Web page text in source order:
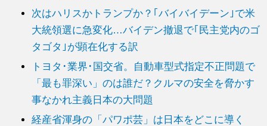
次はハリスかトランプか？｢バイバイデーン｣で米
大統領選に急変化…バイデン撤退で｢民主党内のゴ
タゴタ｣が顕在化する訳
トヨタ･業界･国交省。自動車型式指定不正問題で
「最も罪深い」のは誰だ？クルマの安全を脅かす
事なかれ主義日本の大問題
経産省渾身の「パワポ芸」は日本をどこに導く